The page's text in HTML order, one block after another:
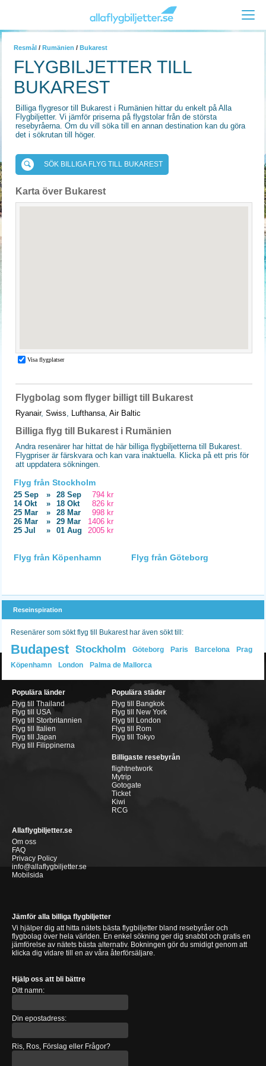
Resmål / Rumänien / Bukarest
FLYGBILJETTER TILL
BUKAREST
Billiga flygresor till Bukarest i Rumänien hittar du enkelt på Alla
Flygbiljetter. Vi jämför priserna på flygstolar från de största
resebyråerna. Om du vill söka till en annan destination kan du göra
det i sökrutan till höger.
SÖK BILLIGA FLYG TILL BUKAREST
Karta över Bukarest
Flygbolag som flyger billigt till Bukarest
Ryanair, Swiss, Lufthansa, Air Baltic
Billiga flyg till Bukarest i Rumänien
Andra resenärer har hittat de här billiga flygbiljetterna till Bukarest.
Flygpriser är färskvara och kan vara inaktuella. Klicka på ett pris för
att uppdatera sökningen.
Flyg från Stockholm
25 Sep » 28 Sep
794 kr
14 Okt
» 18 Okt
826 kr
25 Mar
» 28 Mar
998 kr
26 Mar
» 29 Mar
1406 kr
25 Jul
» 01 Aug 2005 kr
Flyg från Köpenhamn Flyg från Göteborg
Reseinspiration
Resenärer som sökt flyg till Bukarest har även sökt till:
Budapest Stockholm Göteborg Paris Barcelona
Prag
Köpenhamn
London Palma de Mallorca
Populära länder
Flyg till Thailand
Flyg till USA
Flyg till Storbritannien
Flyg till Italien
Flyg till Japan
Flyg till Filippinerna
Populära städer
Flyg till Bangkok
Flyg till New York
Flyg till London
Flyg till Rom
Flyg till Tokyo
Billigaste resebyrån
flightnetwork
Mytrip
Gotogate
Ticket
Kiwi
RCG
Allaflygbiljetter.se
Om oss
FAQ
Privacy Policy
info@allaflygbiljetter.se
Mobilsida
Jämför alla billiga flygbiljetter
Vi hjälper dig att hitta nätets bästa flygbiljetter bland resebyråer och
flygbolag över hela världen. En enkel sökning ger dig snabbt och gratis en
jämförelse av nätets bästa alternativ. Bokningen gör du smidigt genom att
klicka dig vidare till en av våra återförsäljare.
Hjälp oss att bli bättre
Ditt namn:
Din epostadress:
Ris, Ros, Förslag eller Frågor?